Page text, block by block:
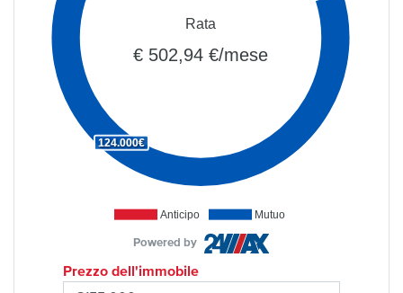
Anticipo Mutuo
124.000€
Rata
€ 502,94 €/mese
Powered by
Prezzo dell'immobile